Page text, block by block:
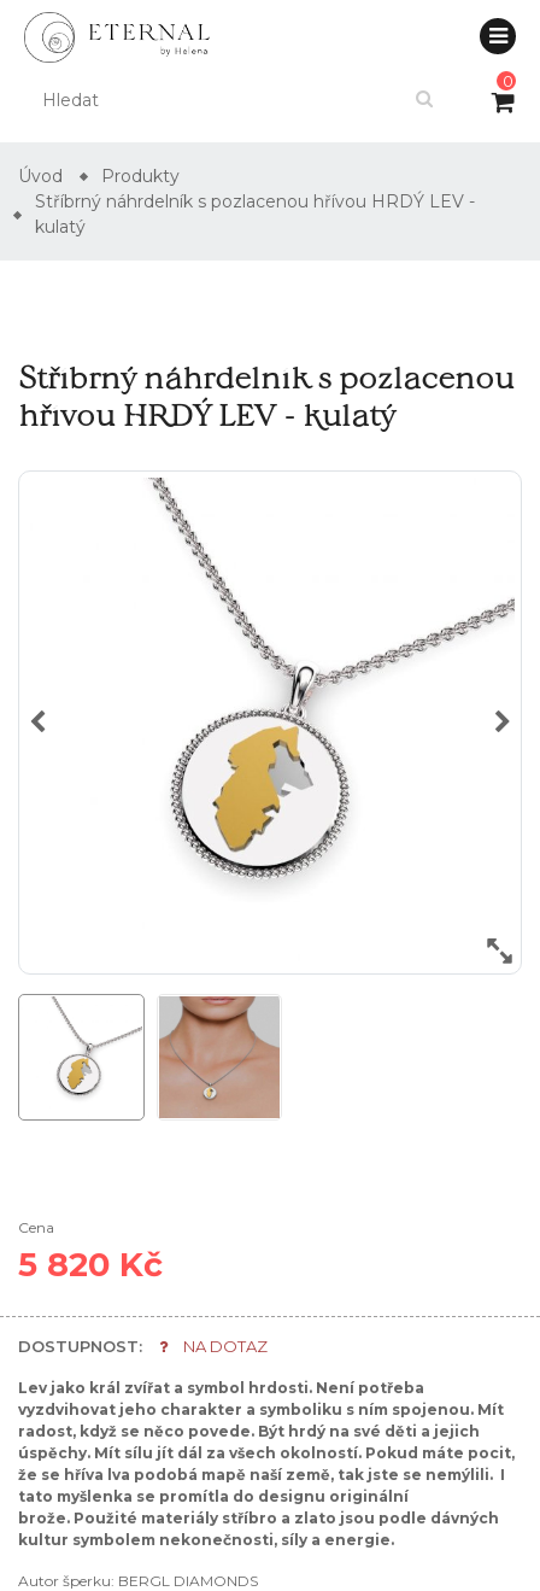
0
Úvod
Produkty
Stříbrný náhrdelník s pozlacenou hřívou HRDÝ LEV -
kulatý
Stříbrný náhrdelník s pozlacenou
hřívou HRDÝ LEV - kulatý
Cena
5 820 Kč
DOSTUPNOST: NA DOTAZ
Lev jako král zvířat a symbol hrdosti. Není potřeba
vyzdvihovat jeho charakter a symboliku s ním spojenou. Mít
radost, když se něco povede. Být hrdý na své děti a jejich
úspěchy. Mít sílu jít dál za všech okolností. Pokud máte pocit,
že se hříva lva podobá mapě naší země, tak jste se nemýlili. I
tato myšlenka se promítla do designu originální
brože. Použité materiály stříbro a zlato jsou podle dávných
kultur symbolem nekonečnosti, síly a energie.
Autor šperku: BERGL DIAMONDS